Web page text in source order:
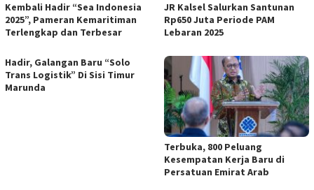
Kembali Hadir “Sea Indonesia
2025”, Pameran Kemaritiman
Terlengkap dan Terbesar
JR Kalsel Salurkan Santunan
Rp650 Juta Periode PAM
Lebaran 2025
Hadir, Galangan Baru “Solo
Trans Logistik” Di Sisi Timur
Marunda
Terbuka, 800 Peluang
Kesempatan Kerja Baru di
Persatuan Emirat Arab